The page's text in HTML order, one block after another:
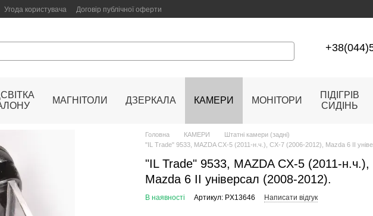
Угода користувача Договір публічної оферти
МАГНІТОЛИ ДЗЕРКАЛА КАМЕРИ МОНІТОРИ
ПІДІГРІВ
СИДІНЬ
Головна КАМЕРИ
Штатні камери (задні)
"IL Trade" 9533, MAZDA CX-5 (2011-н.ч.), CX-7 (2006-2012), Mazda 6 II
"IL Trade" 9533, MAZDA CX-5 (2011-
Mazda 6 II універсал (2008-2012).
В наявності Артикул: PX13646 Написати відгук